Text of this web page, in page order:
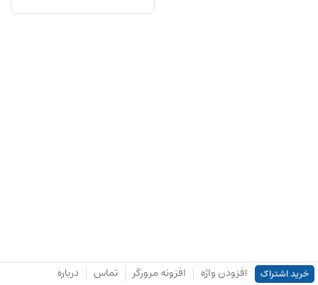
خرید اشتراک افزودن واژه افزونه مرورگر تماس درباره